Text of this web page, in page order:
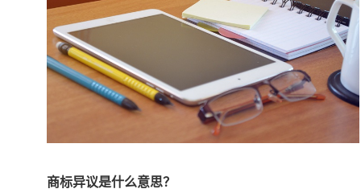
商标异议是什么意思？